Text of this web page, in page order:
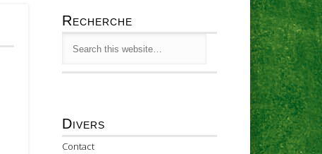
Recherche
Divers
Contact